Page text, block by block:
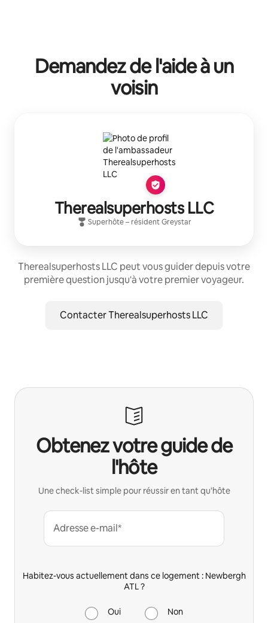
Demandez de l'aide à un
voisin
Therealsuperhosts LLC
Superhôte– résidentGreystar
Therealsuperhosts LLC peut vous guider depuis votre
première question jusqu'à votre premier voyageur.
Contacter Therealsuperhosts LLC
Obtenez votre guide de
l'hôte
Une check-list simple pour réussir en tant qu'hôte
Adresse e-mail*
Habitez-vous actuellement dans ce logement : Newbergh
ATL ?
Oui Non